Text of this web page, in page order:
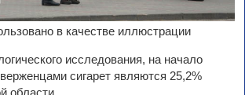
в качестве иллюстрации
исследования, на начало
сигарет являются 25,2%